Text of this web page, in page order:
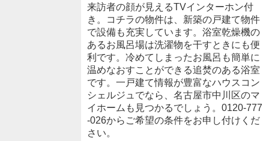
来訪者の顔が見えるTVインターホン付
き。コチラの物件は、新築の戸建て物件
で設備も充実しています。浴室乾燥機の
あるお風呂場は洗濯物を干すときにも便
利です。冷めてしまったお風呂も簡単に
温めなおすことができる追焚のある浴室
です。一戸建て情報が豊富なハウスコン
シェルジュでなら、名古屋市中川区のマ
イホームも見つかるでしょう。0120-777
-026からご希望の条件をお申し付けくだ
さい。